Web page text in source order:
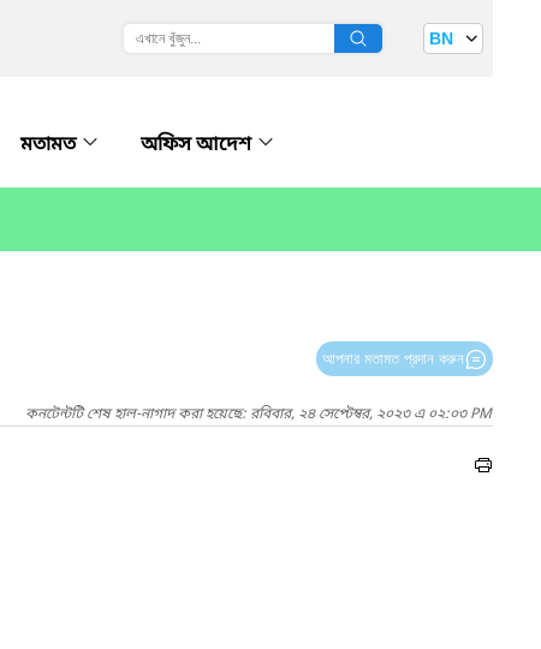
BN
মতামত অফিস আদেশ
আপনার মতামত প্রদান করুন
কনটেন্টটি শেষ হাল-নাগাদ করা হয়েছে: রবিবার, ২৪ সেপ্টেম্বর, ২০২৩ এ ০২:০৩ PM